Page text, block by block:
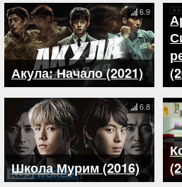
Акула: Начало (2021)
6.9
Школа Мурим (2016)
6.8